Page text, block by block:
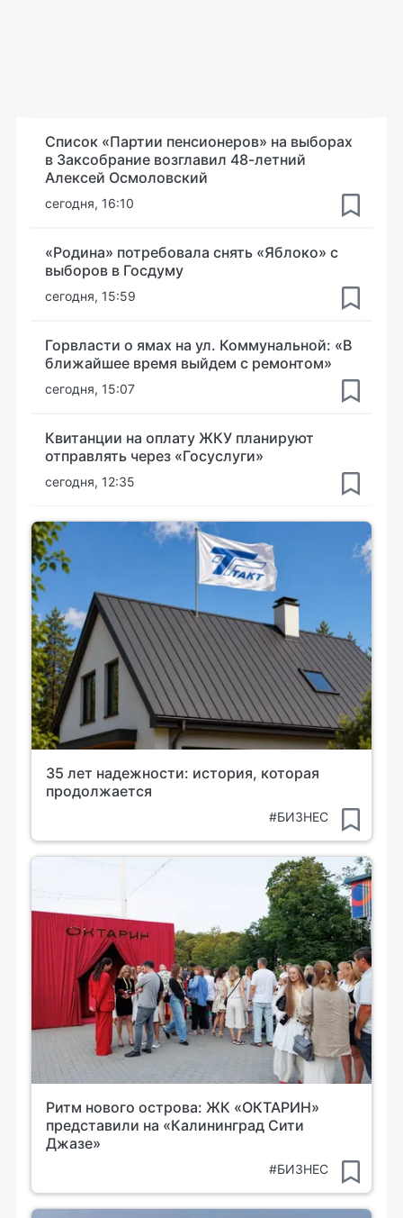
Список «Партии пенсионеров» на выборах
в Заксобрание возглавил 48-летний
Алексей Осмоловский
сегодня, 16:10
«Родина» потребовала снять «Яблоко» с
выборов в Госдуму
сегодня, 15:59
Горвласти о ямах на ул. Коммунальной: «В
ближайшее время выйдем с ремонтом»
сегодня, 15:07
Квитанции на оплату ЖКУ планируют
отправлять через «Госуслуги»
сегодня, 12:35
35 лет надежности: история, которая
продолжается
#БИЗНЕС
Ритм нового острова: ЖК «ОКТАРИН»
представили на «Калининград Сити
Джазе»
#БИЗНЕС